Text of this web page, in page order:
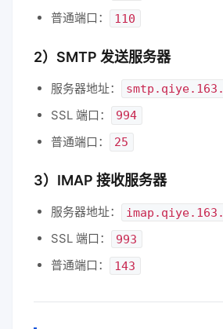
普通端口： 110
2）SMTP 发送服务器
服务器地址：
SSL 端口： 994
普通端口： 25
3）IMAP 接收服务器
服务器地址：
SSL 端口： 993
普通端口： 143